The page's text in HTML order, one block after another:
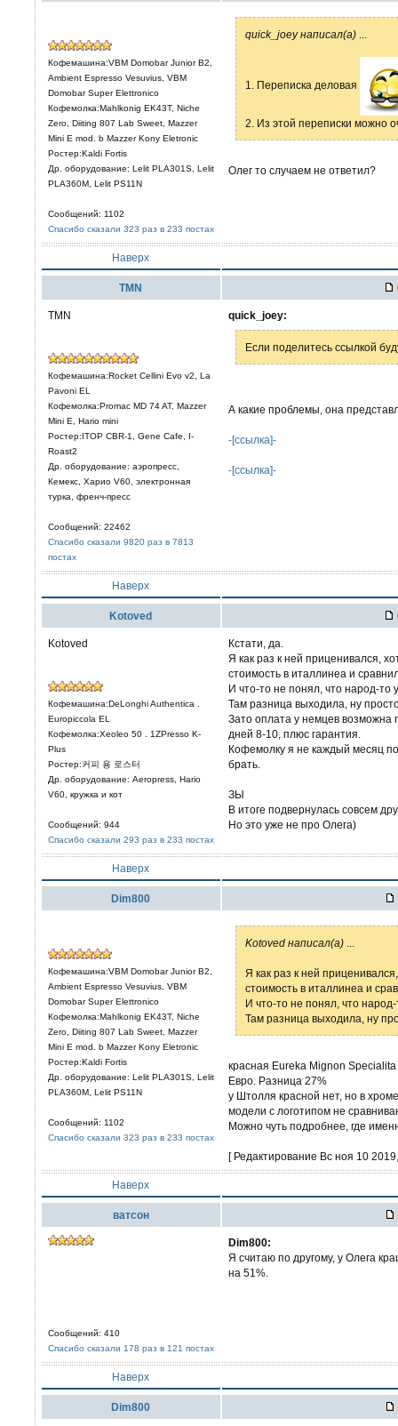
Кофемашина:VBM Domobar Junior B2,
Ambient Espresso Vesuvius, VBM
Domobar Super Elettronico
Кофемолка:Mahlkonig EK43T, Niche
Zero, Diiting 807 Lab Sweet, Mazzer
Mini E mod. b Mazzer Kony Eletronic
Ростер:Kaldi Fortis
Др. оборудование: Lelit PLА301S, Lelit
PLA360M, Lelit PS11N
Сообщений: 1102
Спасибо сказали 323 раз в 233 постах
quick_joey написал(а)
1. Переписка деловая
2. Из этой переписки можно
Олег то случаем не ответил?
Наверх
TMN
TMN
Кофемашина:Rocket Cellini Evo v2, La
Pavoni EL
Кофемолка:Promac MD 74 AT, Mazzer
Mini E, Hario mini
Ростер:ITOP CBR-1, Gene Cafe, I-
Roast2
Др. оборудование: аэропресс,
Кемекс, Харио V60, электронная
турка, френч-пресс
Сообщений: 22462
Спасибо сказали 9820 раз в 7813
постах
quick_joey:
Если поделитесь ссылкой
А какие проблемы, она
-[ссылка]-
-[ссылка]-
Наверх
Kotoved
Kotoved
Кофемашина:DeLonghi Authentica .
Europiccola EL
Кофемолка:Xeoleo 50 . 1ZPresso K-
Plus
Ростер:커피 용 로스터
Др. оборудование: Aeropress, Hario
V60, кружка и кот
Сообщений: 944
Спасибо сказали 293 раз в 233 постах
Кстати, да.
Я как раз к ней приценивался,
стоимость в италлинеа и
И что-то не понял, что народ-то
Там разница выходила, ну
Зато оплата у немцев возможна
дней 8-10, плюс гарантия.
Кофемолку я не каждый месяц
брать.
ЗЫ
В итоге подвернулась совсем
Но это уже не про Олега)
Наверх
Dim800
Кофемашина:VBM Domobar Junior B2,
Ambient Espresso Vesuvius, VBM
Domobar Super Elettronico
Кофемолка:Mahlkonig EK43T, Niche
Zero, Diiting 807 Lab Sweet, Mazzer
Mini E mod. b Mazzer Kony Eletronic
Ростер:Kaldi Fortis
Др. оборудование: Lelit PLА301S, Lelit
PLA360M, Lelit PS11N
Сообщений: 1102
Спасибо сказали 323 раз в 233 постах
Kotoved написал(а)
Я как раз к ней
стоимость в италлинеа и
И что-то не понял, что
Там разница выходила, ну
красная Eureka Mignon
Евро. Разница 27%
у Штолля красной нет, но в
модели с логотипом не
Можно чуть подробнее, где
[ Редактирование Вс ноя 10
Наверх
ватсон
Сообщений: 410
Спасибо сказали 178 раз в 121 постах
Dim800:
Я считаю по другому, у Олега
на 51%.
Наверх
Dim800